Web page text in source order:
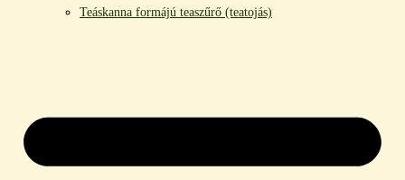
Teáskanna formájú teaszűrő (teatojás)